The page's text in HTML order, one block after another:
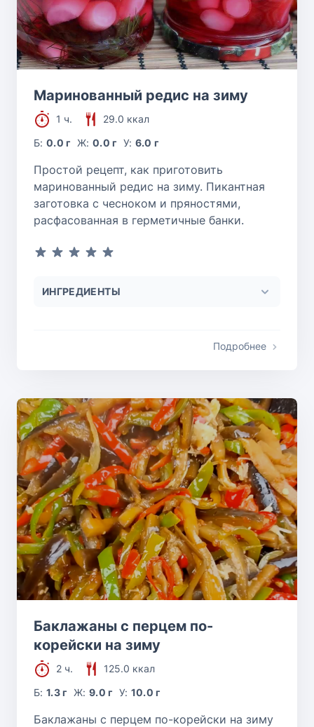
Маринованный редис на зиму
1 ч.
29.0 ккал
Б:0.0 г Ж: 0.0 г У: 6.0 г
Простой рецепт, как приготовить
маринованный редис на зиму. Пикантная
заготовка с чесноком и пряностями,
расфасованная в герметичные банки.
ИНГРЕДИЕНТЫ
Подробнее
Баклажаны с перцем по-
корейски на зиму
2 ч.
125.0 ккал
Б:1.3 г Ж: 9.0 г У: 10.0 г
Баклажаны с перцем по-корейски на зиму